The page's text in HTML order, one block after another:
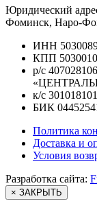
Юридический
Фоминск, Наро-
ИНН
КПП
р/с
к/с
БИК
Политика
Доставка и
Условия
Разработка сайта:
× ЗАКРЫТЬ